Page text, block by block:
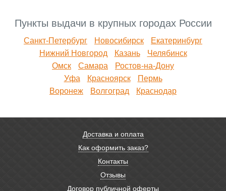
Пункты выдачи в крупных городах России
Санкт-Петербург Новосибирск
Екатеринбург
Нижний Новгород
Казань
Челябинск
Омск
Самара
Ростов-на-Дону
Уфа
Красноярск
Пермь
Воронеж
Волгоград Краснодар
Доставка и оплата
Как оформить заказ?
Контакты
Отзывы
Договор публичной оферты